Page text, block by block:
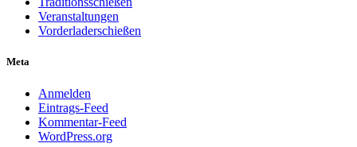
Veranstaltungen
Vorderladerschießen
Meta
Anmelden
Eintrags-Feed
Kommentar-Feed
WordPress.org